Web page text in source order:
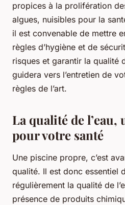
propices à la prolifération
algues, nuisibles pour la
il est convenable de mettre
règles d’hygiène et de
risques et garantir la qualité
guidera vers l’entretien de
règles de l’art.
La qualité de
pour votre santé
Une piscine propre, c’est
qualité. Il est donc essentiel
régulièrement la qualité de
présence de produits